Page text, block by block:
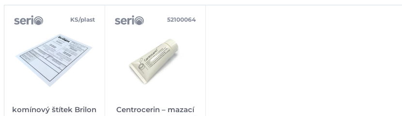
komínový štítek Brilon
KS/plast
Centrocerin – mazací
52100064